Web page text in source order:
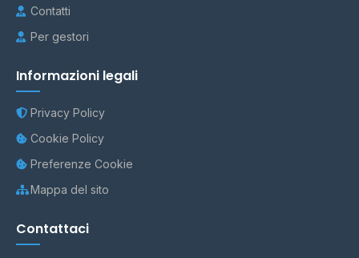
Contatti
Per gestori
Informazioni legali
Privacy Policy
Cookie Policy
Preferenze Cookie
Mappa del sito
Contattaci